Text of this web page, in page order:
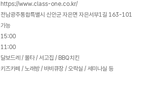
https://www.class-one.co.kr/
전남광주통합특별시 신안군 자은면 자은서부1길 163-101
가능
15:00
11:00
달보드레 / 몰타 / 서고집 / BBQ치킨
키즈카페 / 노래방 / 바비큐장 / 오락실 / 세미나실 등